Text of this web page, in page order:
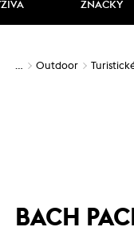
ZNAČKY
… Outdoor
BACH